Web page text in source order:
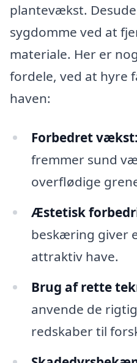
plantevækst.
sygdomme ved at
materiale. Her er
fordele, ved at hyre
haven:
Forbedret vækst:
fremmer sund
overflødige
Æstetisk
beskæring giver
attraktiv have.
Brug af rette
anvende de
redskaber til